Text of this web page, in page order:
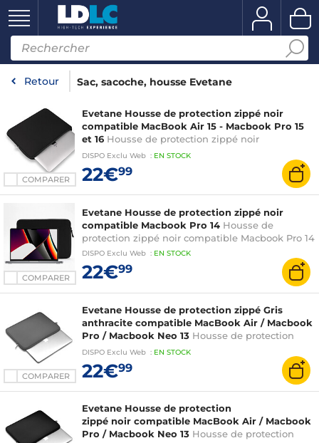
Retour Sac, sacoche, housse Evetane
COMPARER
Evetane Housse de protection zippé noir
compatible MacBook Air 15 - Macbook Pro 15
et 16 Housse de protection zippé noir
compatible MacBook Air 15 - Macbook Pro 15 et
DISPO Exclu Web : EN STOCK
22€99
COMPARER
Evetane Housse de protection zippé noir
compatible Macbook Pro 14 Housse de
protection zippé noir compatible Macbook Pro 14
DISPO Exclu Web : EN STOCK
22€99
COMPARER
Evetane Housse de protection zippé Gris
anthracite compatible MacBook Air / Macbook
Pro / Macbook Neo 13 Housse de protection
zippé Gris anthracite compatible MacBook Air
/ Macbook Pro / Macbook Neo 13
DISPO Exclu Web : EN STOCK
22€99
Evetane Housse de protection
zippé noir compatible MacBook Air / Macbook
Pro / Macbook Neo 13 Housse de protection